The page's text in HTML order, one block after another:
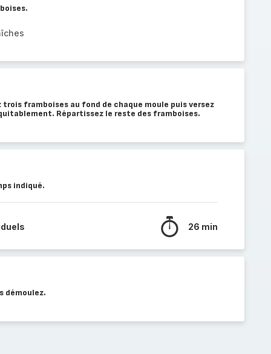
trois framboises au fond de chaque moule puis versez
Répartissez le reste des framboises.
indiqué.
26 min
démoulez.